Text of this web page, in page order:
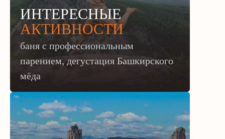
ИНТЕРЕСНЫЕ
АКТИВНОСТИ
баня с профессиональным
парением, дегустация Башкирского
мёда